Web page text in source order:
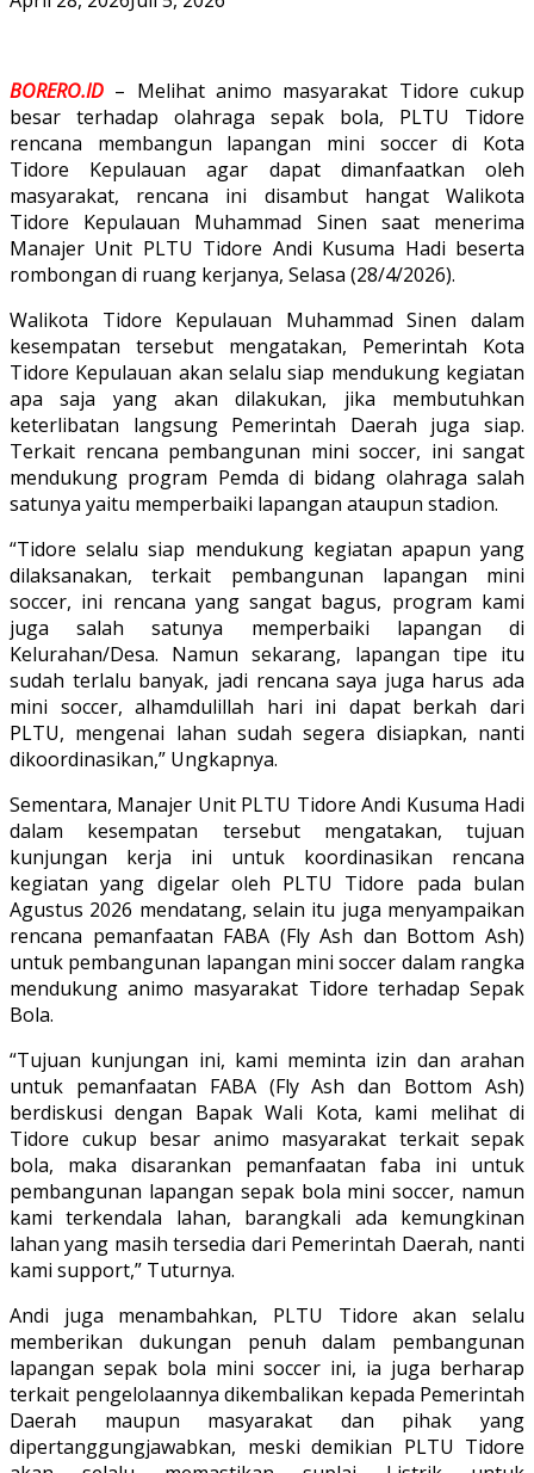
BORERO.ID – Melihat animo masyarakat Tidore cukup
besar terhadap olahraga sepak bola, PLTU Tidore
rencana membangun lapangan mini soccer di Kota
Tidore Kepulauan agar dapat dimanfaatkan oleh
masyarakat, rencana ini disambut hangat Walikota
Tidore Kepulauan Muhammad Sinen saat menerima
Manajer Unit PLTU Tidore Andi Kusuma Hadi beserta
rombongan di ruang kerjanya, Selasa (28/4/2026).
Walikota Tidore Kepulauan Muhammad Sinen dalam
kesempatan tersebut mengatakan, Pemerintah Kota
Tidore Kepulauan akan selalu siap mendukung kegiatan
apa saja yang akan dilakukan, jika membutuhkan
keterlibatan langsung Pemerintah Daerah juga siap.
Terkait rencana pembangunan mini soccer, ini sangat
mendukung program Pemda di bidang olahraga salah
satunya yaitu memperbaiki lapangan ataupun stadion.
“Tidore selalu siap mendukung kegiatan apapun yang
dilaksanakan, terkait pembangunan lapangan mini
soccer, ini rencana yang sangat bagus, program kami
juga salah satunya memperbaiki lapangan di
Kelurahan/Desa. Namun sekarang, lapangan tipe itu
sudah terlalu banyak, jadi rencana saya juga harus ada
mini soccer, alhamdulillah hari ini dapat berkah dari
PLTU, mengenai lahan sudah segera disiapkan, nanti
dikoordinasikan,” Ungkapnya.
Sementara, Manajer Unit PLTU Tidore Andi Kusuma Hadi
dalam kesempatan tersebut mengatakan, tujuan
kunjungan kerja ini untuk koordinasikan rencana
kegiatan yang digelar oleh PLTU Tidore pada bulan
Agustus 2026 mendatang, selain itu juga menyampaikan
rencana pemanfaatan FABA (Fly Ash dan Bottom Ash)
untuk pembangunan lapangan mini soccer dalam rangka
mendukung animo masyarakat Tidore terhadap Sepak
Bola.
“Tujuan kunjungan ini, kami meminta izin dan arahan
untuk pemanfaatan FABA (Fly Ash dan Bottom Ash)
berdiskusi dengan Bapak Wali Kota, kami melihat di
Tidore cukup besar animo masyarakat terkait sepak
bola, maka disarankan pemanfaatan faba ini untuk
pembangunan lapangan sepak bola mini soccer, namun
kami terkendala lahan, barangkali ada kemungkinan
lahan yang masih tersedia dari Pemerintah Daerah, nanti
kami support,” Tuturnya.
Andi juga menambahkan, PLTU Tidore akan selalu
memberikan dukungan penuh dalam pembangunan
lapangan sepak bola mini soccer ini, ia juga berharap
terkait pengelolaannya dikembalikan kepada Pemerintah
Daerah maupun masyarakat dan pihak yang
dipertanggungjawabkan, meski demikian PLTU Tidore